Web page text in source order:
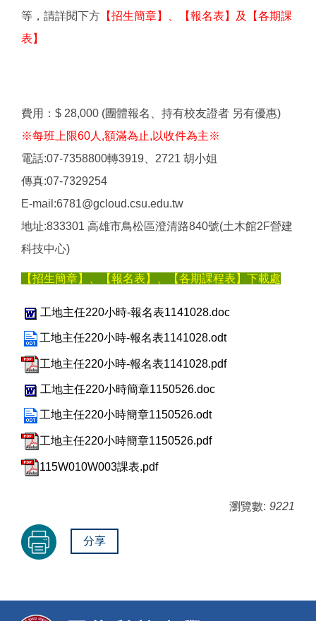
等，請詳閱下方 【招生簡章】、【報名表】及【各期課
表】
費用：$ 28,000 (團體報名、持有校友證者 另有優惠)
※每班上限60人,額滿為止,以收件為主※
電話:07-7358800轉3919、2721 胡小姐
傳真:07-7329254
E-mail:6781@gcloud.csu.edu.tw
地址:833301 高雄市鳥松區澄清路840號(土木館2F營建
科技中心)
【招生簡章】、【報名表】、【各期課程表】下載處
工地主任220小時-報名表1141028.doc
工地主任220小時-報名表1141028.odt
工地主任220小時-報名表1141028.pdf
工地主任220小時簡章1150526.doc
工地主任220小時簡章1150526.odt
工地主任220小時簡章1150526.pdf
115W010W003課表.pdf
瀏覽數: 9221
分享